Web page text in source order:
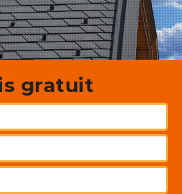
gratuit